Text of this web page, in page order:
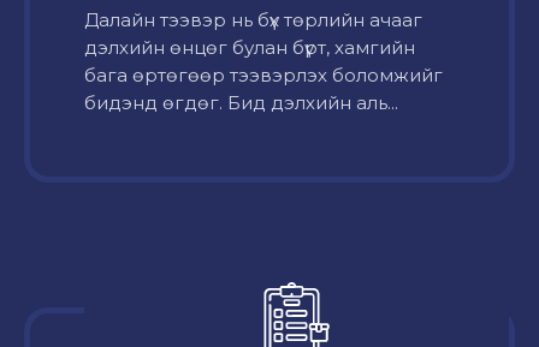
Далайн тээвэр нь бүх төрлийн ачааг
дэлхийн өнцөг булан бүрт, хамгийн
бага өртөгөөр тээвэрлэх боломжийг
бидэнд өгдөг. Бид дэлхийн аль...